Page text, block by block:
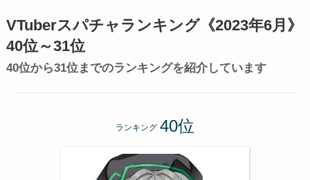
VTuberスパチャランキング《2023年6月》
40位～31位
40位から31位までのランキングを紹介しています
ランキング